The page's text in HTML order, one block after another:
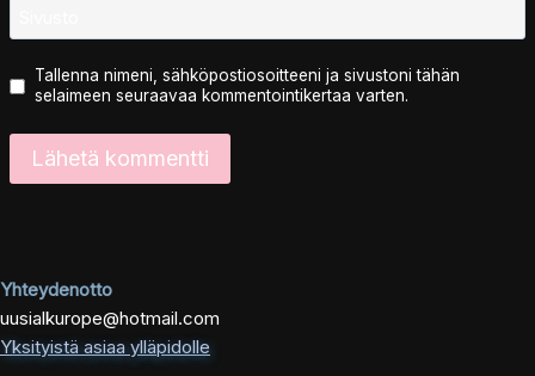
Tallenna nimeni, sähköpostiosoitteeni ja sivustoni tähän
selaimeen seuraavaa kommentointikertaa varten.
Yhteydenotto
uusialkurope@hotmail.com
Yksityistä asiaa ylläpidolle